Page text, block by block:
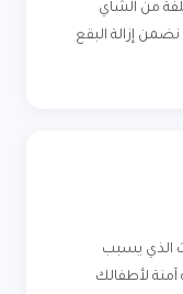
من الشاي
إزالة البقع
الذي يسبب
لأطفالك